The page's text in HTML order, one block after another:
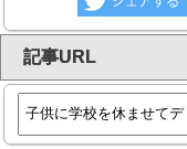
記事URL